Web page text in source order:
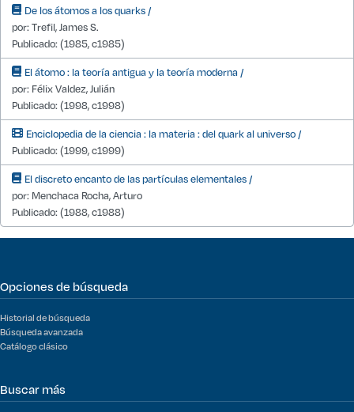
De los átomos a los quarks /
por: Trefil, James S.
Publicado: (1985, c1985)
El átomo : la teoría antigua y la teoría moderna /
por: Félix Valdez, Julián
Publicado: (1998, c1998)
Enciclopedia de la ciencia : la materia : del quark al universo /
Publicado: (1999, c1999)
El discreto encanto de las partículas elementales /
por: Menchaca Rocha, Arturo
Publicado: (1988, c1988)
Opciones de búsqueda
Historial de búsqueda
Búsqueda avanzada
Catálogo clásico
Buscar más